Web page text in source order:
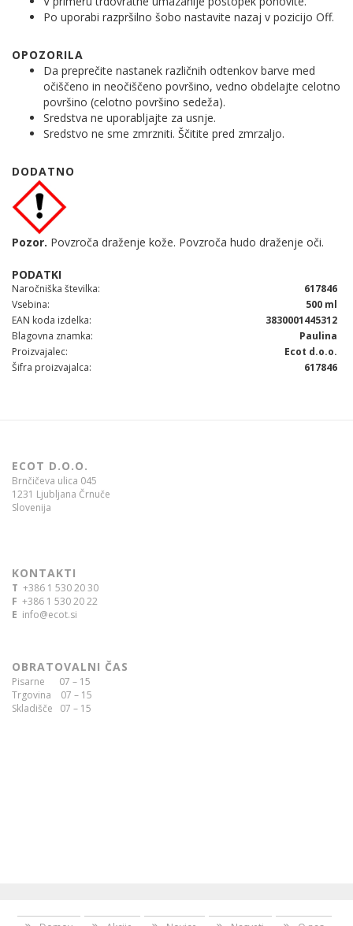
Po uporabi razpršilno šobo nastavite nazaj v pozicijo Off.
OPOZORILA
Da preprečite nastanek različnih odtenkov barve med
očiščeno in neočiščeno površino, vedno obdelajte celotno
površino (celotno površino sedeža).
Sredstva ne uporabljajte za usnje.
Sredstvo ne sme zmrzniti. Ščitite pred zmrzaljo.
DODATNO
Pozor. Povzroča draženje kože. Povzroča hudo draženje oči.
Naročniška številka
617846
Vsebina
500 ml
EAN koda izdelka
3830001445312
Blagovna znamka
Paulina
Proizvajalec
Ecot d.o.o.
Šifra proizvajalca
617846
ECOT D.O.O.
Brnčičeva ulica 045
1231 Ljubljana Črnuče
Slovenija
KONTAKTI
T +386 1 530 20 30
F +386 1 530 20 22
E info@ecot.si
OBRATOVALNI ČAS
Pisarne 07 – 15
Trgovina 07 – 15
Skladišče 07 – 15